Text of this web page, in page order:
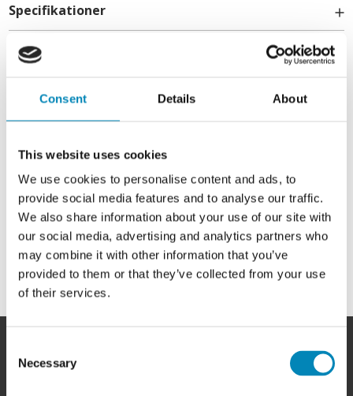
Consent Details About
This website uses cookies
We use cookies to personalise content and ads, to
provide social media features and to analyse our traffic.
We also share information about your use of our site with
our social media, advertising and analytics partners who
may combine it with other information that you’ve
provided to them or that they’ve collected from your use
of their services.
Selection
Necessary
Specifikationer
Levering
Kontakt
info@billigskabe.dk